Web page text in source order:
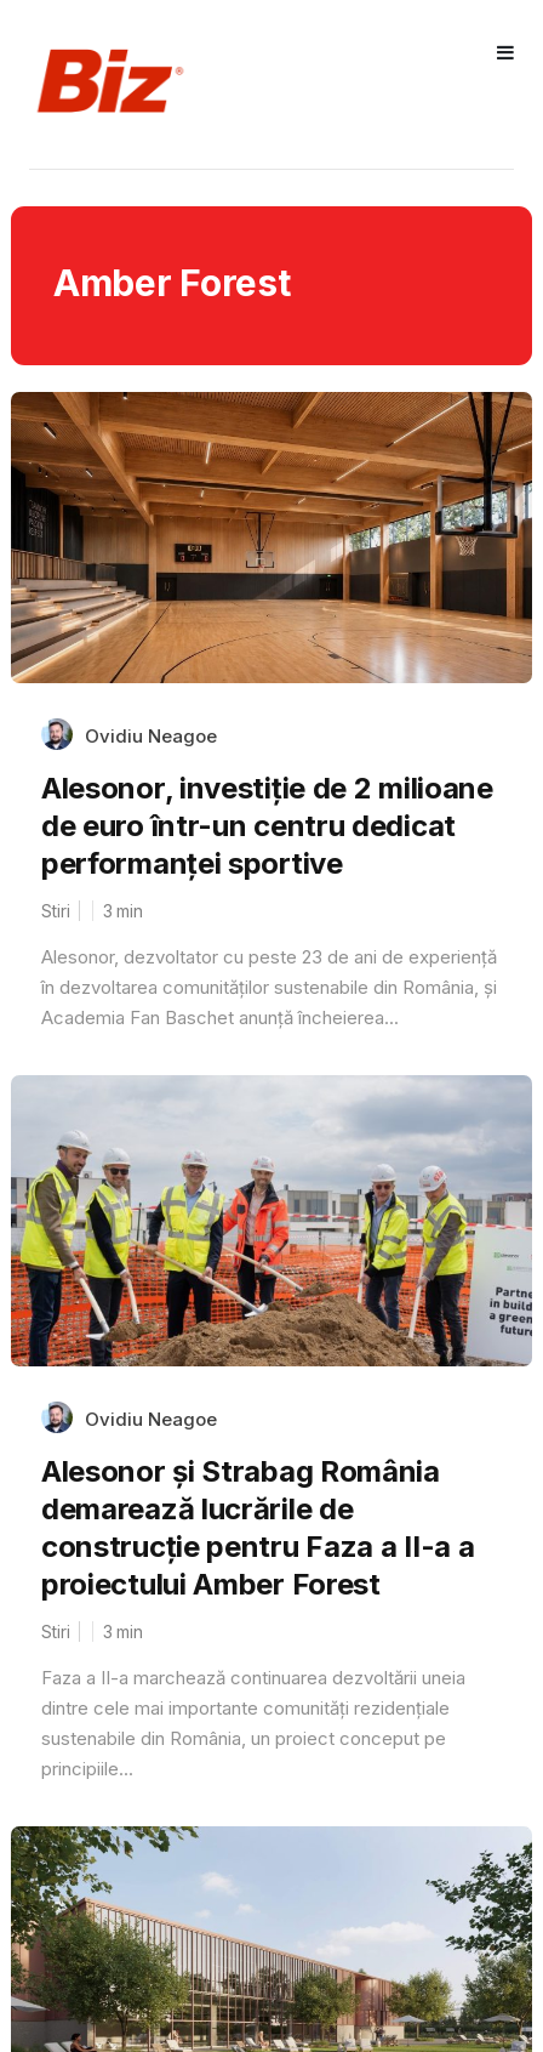
Amber Forest
Ovidiu Neagoe
Alesonor, investiție de 2 milioane
de euro într-un centru dedicat
performanței sportive
Stiri 3 min
Alesonor, dezvoltator cu peste 23 de ani de experiență
în dezvoltarea comunităților sustenabile din România, și
Academia Fan Baschet anunță încheierea...
Ovidiu Neagoe
Alesonor și Strabag România
demarează lucrările de
construcție pentru Faza a II-a a
proiectului Amber Forest
Stiri 3 min
Faza a II-a marchează continuarea dezvoltării uneia
dintre cele mai importante comunități rezidențiale
sustenabile din România, un proiect conceput pe
principiile...